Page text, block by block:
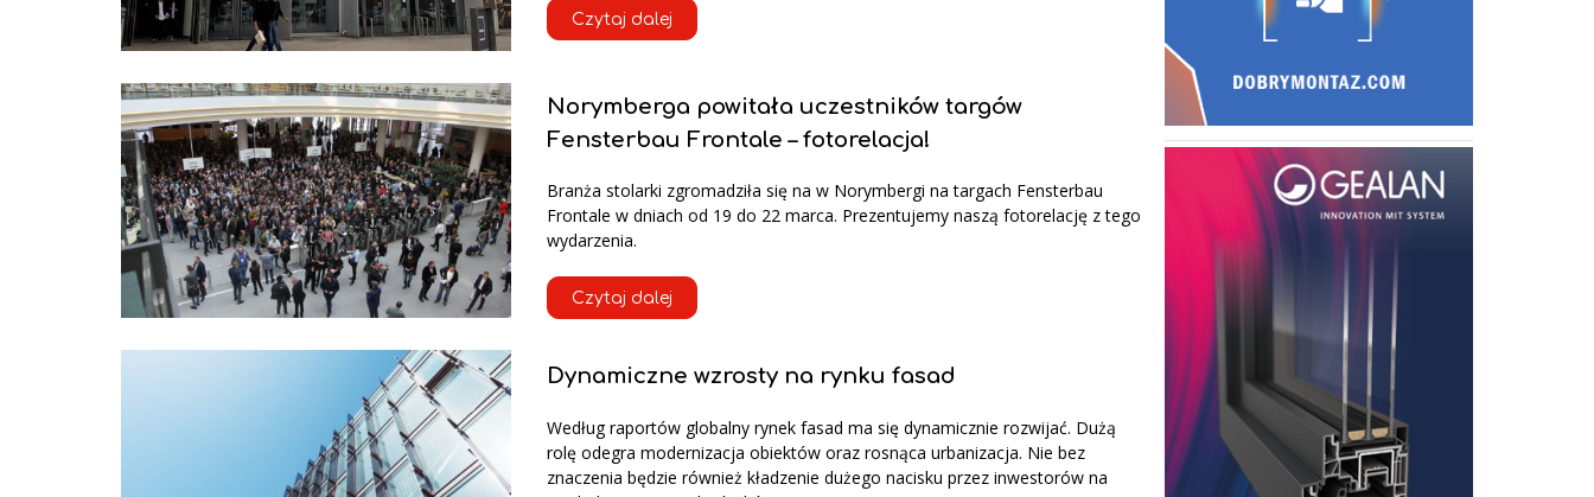
Czytaj dalej
Norymberga powitała uczestników targów
Fensterbau Frontale – fotorelacja!
Branża stolarki zgromadziła się na w Norymbergi na targach Fensterbau
Frontale w dniach od 19 do 22 marca. Prezentujemy naszą fotorelację z tego
wydarzenia.
Czytaj dalej
Dynamiczne wzrosty na rynku fasad
Według raportów globalny rynek fasad ma się dynamicznie rozwijać. Dużą
rolę odegra modernizacja obiektów oraz rosnąca urbanizacja. Nie bez
znaczenia będzie również kładzenie dużego nacisku przez inwestorów na